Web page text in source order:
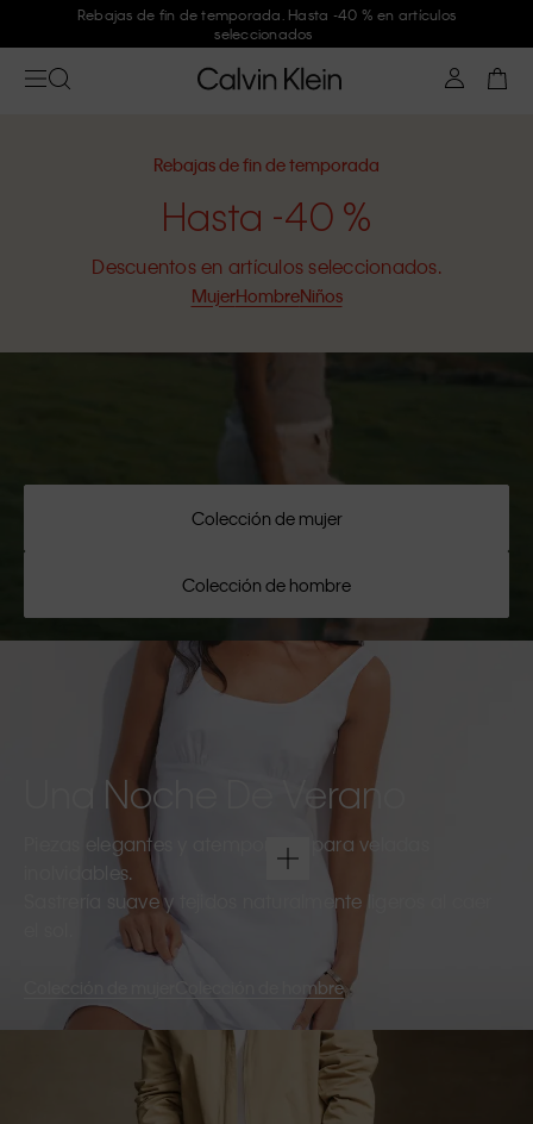
Rebajas de fin de temporada. Hasta -40 % en artículos
seleccionados
Rebajas de fin de temporada
Hasta -40 %
Descuentos en artículos seleccionados.
MujerHombreNiños
Colección de mujer
Colección de hombre
Una Noche De Verano
Piezas elegantes y atemporales para veladas
inolvidables.
Sastrería suave y tejidos naturalmente ligeros al caer
Colección de hombre